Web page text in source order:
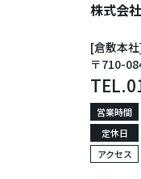
株式会
[倉敷本
〒710-
TEL.
営業時間
定休日
アクセス